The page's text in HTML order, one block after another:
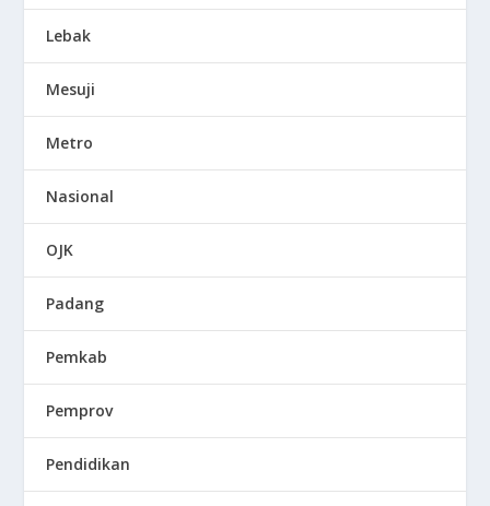
Lebak
Mesuji
Metro
Nasional
OJK
Padang
Pemkab
Pemprov
Pendidikan